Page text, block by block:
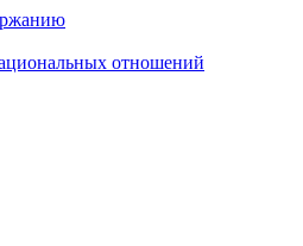
отношений